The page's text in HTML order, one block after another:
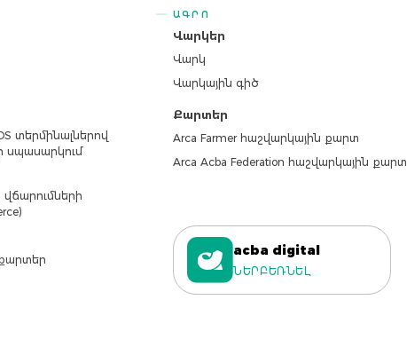
տերմինալներով
սպասարկում
ԱԳՐՈ
Վարկեր
Վարկ
Վարկային գիծ
Քարտեր
Arca Farmer հաշվարկային քարտ
Arca Acba Federation հաշվարկային քարտ
acba digital
ՆԵՐԲԵՌՆԵԼ